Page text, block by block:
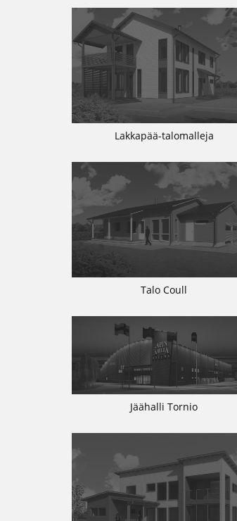
Lakkapää-talomalleja
Talo Coull
Jäähalli Tornio